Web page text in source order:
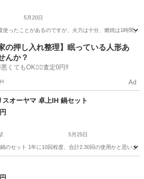
5月20日
使ったことがあるのですが、火力は十分、燃焼は1時間よ
その他 コンロ
の押し入れ整理】眠っている人形あ
んか？
くてもOK🙆‍♀️査定0円‼️
Ad
スオーヤマ 卓上IH 鍋セット
5月25日
のセット 1年に10回程度、合計2.30回の使用かと思います
駅